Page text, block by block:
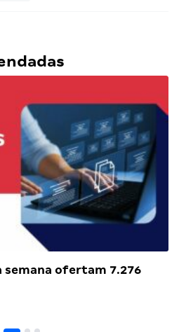
semana ofertam 7.276